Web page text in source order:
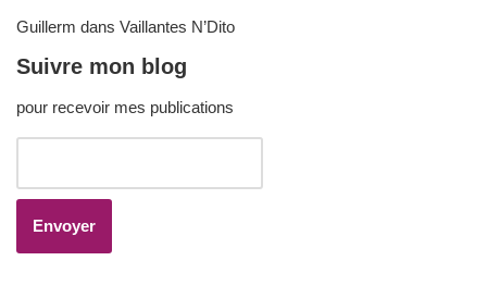
Guillerm dans Vaillantes N’Dito
Suivre mon blog
pour recevoir mes publications